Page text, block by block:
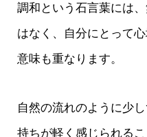
調和という石言葉には
はなく、自分にとって
意味も重なります。
自然の流れのように少
持ちが軽く感じられるこ